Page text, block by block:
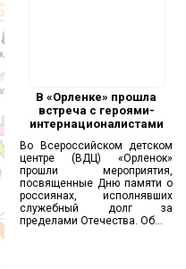
В «Орленке» прошла
встреча с героями-
интернационалистами
Во Всероссийском детском
центре (ВДЦ) «Орленок»
прошли мероприятия,
посвященные Дню памяти о
россиянах, исполнявших
служебный долг за
пределами Отечества. Об...